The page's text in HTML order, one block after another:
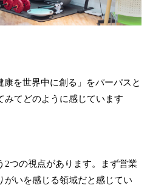
を世界中に創る」をパーパスと
みてどのように感じています
2つの視点があります。まず営業
がいを感じる領域だと感じてい